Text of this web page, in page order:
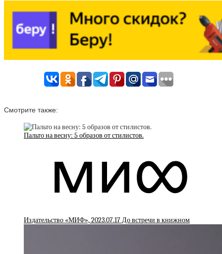
Смотрите также:
Пальто на весну: 5 образов от стилистов.
Издательство «МИФ», 2023.07.17 До встречи в книжном